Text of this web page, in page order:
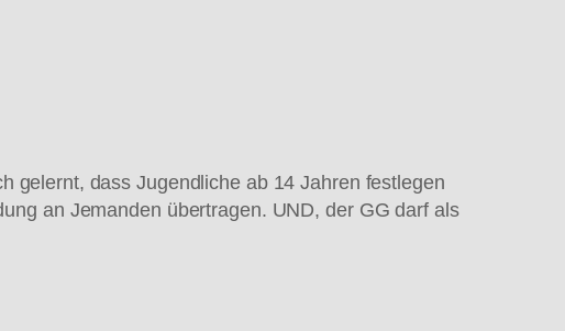
gelernt, dass Jugendliche ab 14 Jahren festlegen
an Jemanden übertragen. UND, der GG darf als